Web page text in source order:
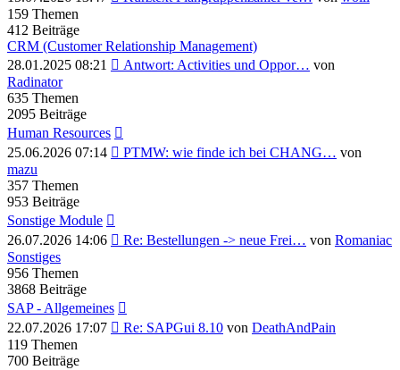
159 Themen
412 Beiträge
CRM (Customer Relationship Management)
28.01.2025 08:21
Neuester
Antwort: Activities und Oppor… von
Radinator
635 Themen
2095 Beiträge
Human Resources
25.06.2026 07:14
Neuester
PTMW: wie finde ich bei CHANG… von
mazu
357 Themen
953 Beiträge
Sonstige Module
26.07.2026 14:06
Neuester
Re: Bestellungen -> neue Frei… von Romaniac
Sonstiges
956 Themen
3868 Beiträge
SAP - Allgemeines
22.07.2026 17:07
Neuester
Re: SAPGui 8.10 von DeathAndPain
119 Themen
700 Beiträge